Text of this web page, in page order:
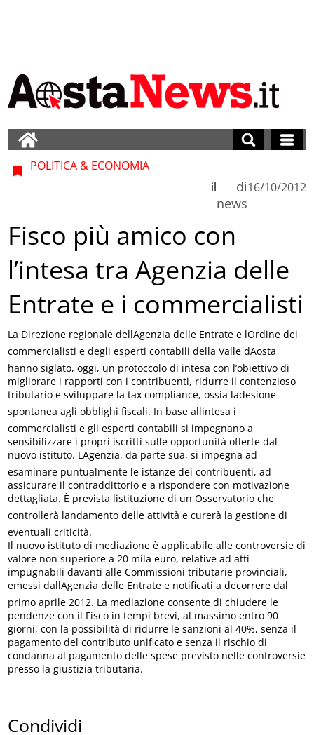
POLITICA & ECONOMIA
di
news
il 16/10/2012
Fisco più amico con
l’intesa tra Agenzia delle
Entrate e i commercialisti
La Direzione regionale dellAgenzia delle Entrate e lOrdine dei
commercialisti e degli esperti contabili della Valle dAosta
hanno siglato, oggi, un protoccolo di intesa con l’obiettivo di
migliorare i rapporti con i contribuenti, ridurre il contenzioso
tributario e sviluppare la tax compliance, ossia ladesione
spontanea agli obblighi fiscali. In base allintesa i
commercialisti e gli esperti contabili si impegnano a
sensibilizzare i propri iscritti sulle opportunità offerte dal
nuovo istituto. LAgenzia, da parte sua, si impegna ad
esaminare puntualmente le istanze dei contribuenti, ad
assicurare il contraddittorio e a rispondere con motivazione
dettagliata. È prevista listituzione di un Osservatorio che
controllerà landamento delle attività e curerà la gestione di
eventuali criticità.
Il nuovo istituto di mediazione è applicabile alle controversie di
valore non superiore a 20 mila euro, relative ad atti
impugnabili davanti alle Commissioni tributarie provinciali,
emessi dallAgenzia delle Entrate e notificati a decorrere dal
primo aprile 2012. La mediazione consente di chiudere le
pendenze con il Fisco in tempi brevi, al massimo entro 90
giorni, con la possibilità di ridurre le sanzioni al 40%, senza il
pagamento del contributo unificato e senza il rischio di
condanna al pagamento delle spese previsto nelle controversie
presso la giustizia tributaria.
Condividi